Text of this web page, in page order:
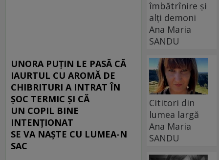
UNORA PUŢIN LE PASĂ CĂ
IAURTUL CU AROMĂ DE
CHIBRITURI A INTRAT ÎN
ŞOC TERMIC ŞI CĂ
UN COPIL BINE
INTENŢIONAT
SE VA NAŞTE CU LUMEA-N
SAC
îmbătrînire și
alți demoni
Ana Maria
SANDU
Cititori din
lumea largă
Ana Maria
SANDU